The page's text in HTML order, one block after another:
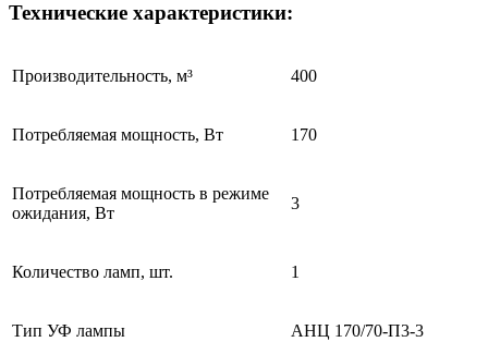
Технические характеристики:
Производительность, м³ 400
Потребляемая мощность, Вт 170
Потребляемая мощность в режиме
ожидания, Вт
3
Количество ламп, шт. 1
Тип УФ лампы АНЦ 170/70-П3-3